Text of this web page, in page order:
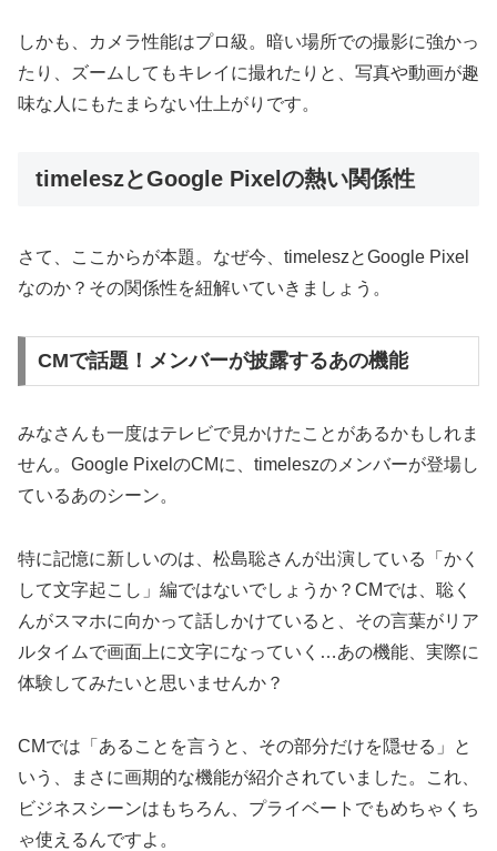
しかも、カメラ性能はプロ級。暗い場所での撮影に強かっ
たり、ズームしてもキレイに撮れたりと、写真や動画が趣
味な人にもたまらない仕上がりです。
timeleszとGoogle Pixelの熱い関係性
さて、ここからが本題。なぜ今、timeleszとGoogle Pixel
なのか？その関係性を紐解いていきましょう。
CMで話題！メンバーが披露するあの機能
みなさんも一度はテレビで見かけたことがあるかもしれま
せん。Google PixelのCMに、timeleszのメンバーが登場し
ているあのシーン。
特に記憶に新しいのは、松島聡さんが出演している「かく
して文字起こし」編ではないでしょうか？CMでは、聡く
んがスマホに向かって話しかけていると、その言葉がリア
ルタイムで画面上に文字になっていく…あの機能、実際に
体験してみたいと思いませんか？
CMでは「あることを言うと、その部分だけを隠せる」と
いう、まさに画期的な機能が紹介されていました。これ、
ビジネスシーンはもちろん、プライベートでもめちゃくち
ゃ使えるんですよ。